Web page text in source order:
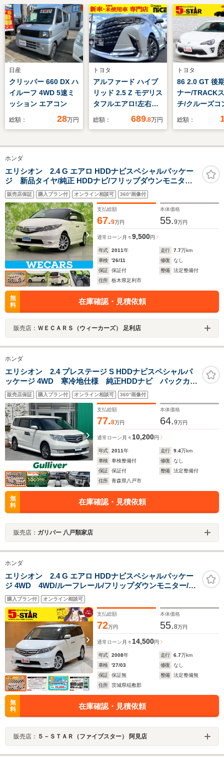
日産
クリッパー 660 DX ハ
イルーフ 4WD 5速ミ
ッション エアコン
総額： 28万円
トヨタ
アルファード ハイブ
リッド 2.5 Z モデリス
タフルエアロ!左右独
立ムーンルーフ!電子
ワイヤレス充電器!フ
ン!ETC!BSM!衝突軽
減!Wエアコン!純正18
インチアルミホイー
ル!
総額： 689.8万円
トヨタ
86 2.0 GT 後
ナー/TRACK
チ/クルーズコ
ール/クリアラ
オーディオ/
総額：
ホンダ
エリシオン 2.4 G エアロ HDDナビスペシャルパッケー
ジ 新品タイヤ/純正 HDDナビ/フリップダウンモニター
社外 8インチ/両側電動スライドドア/ヘッドランプ
HID/ETC/EBD付ABS/ワンセグTV/DVD/禁煙車/エアバッ
グ 運転席
販売店保証 購入プラン付 オンライン相談可 360°画像付
支払総額
67.9万円
本体価格
55.9万円
通常ローン 月々9,500円
年式 2011年 走行 7.7万km
車検
'26/11 修復
なし
保証
保証付 整備
法定整備付
住所
栃木県足利市
無
料
在庫確認・見積依頼
販売店： ＷＥＣＡＲＳ（ウィーカーズ） 足利店
ホンダ
エリシオン 2.4 プレステージ S HDDナビスペシャルパ
ッケージ 4WD 寒冷地仕様 純正HDDナビ バックカメ
ラ 両側パワースライドドア 大型コンソール キャプ
テンシート7人乗 合皮コンビシート ビルトインETC
熱線入Fガラス HIDライト フォグ 純正17AW
販売店保証 購入プラン付 オンライン相談可 360°画像付
支払総額
77.8万円
本体価格
64.9万円
通常ローン 月々 10,200円
年式 2011年 走行 9.4万km
車検
車検整備付 修復
なし
保証
保証付 整備
法定整備付
住所
青森県八戸市
無
料
在庫確認・見積依頼
販売店： ガリバー 八戸類家店
ホンダ
エリシオン 2.4 G エアロ HDDナビスペシャルパッケー
ジ 4WD 4WD/ルーフレール/フリップダウンモニター/両
側電動スライドドア/クリアランスソナー/キーレス/ETC/
純正ナビ/バックカメラ/地デジ/HIDオートライト/純正AW
購入プラン付 オンライン相談可
支払総額
72万円
本体価格
55.8万円
通常ローン 月々 14,500円
年式 2008年 走行 6.7万km
車検
'27/03 修復
なし
保証
保証無 整備
法定整備無
住所
茨城県稲敷郡
無
料
在庫確認・見積依頼
販売店： ５－ＳＴＡＲ（ファイブスター） 阿見店